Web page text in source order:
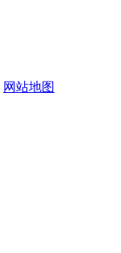
网站地图